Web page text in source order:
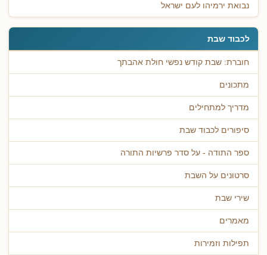
נבואת ירמיהו לעם ישראל
לכבוד שבת
חוברת: שבת קודש נפשי חולת אהבתך
מתכונים
מדריך למתחילים
סיפורים לכבוד שבת
ספר התודה - על סדר פרשיות התורה
סרטונים על השבת
שירי שבת
מאמרים
תפילות וזמירות